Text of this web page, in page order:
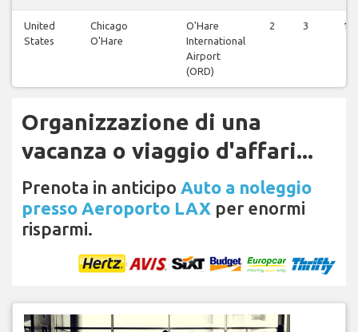
United
States
Chicago
O'Hare
O'Hare
International
Airport
(ORD)
2 3 1
Organizzazione di una
vacanza o viaggio d'affari...
Prenota in anticipo Auto a noleggio
presso Aeroporto LAX per enormi
risparmi.